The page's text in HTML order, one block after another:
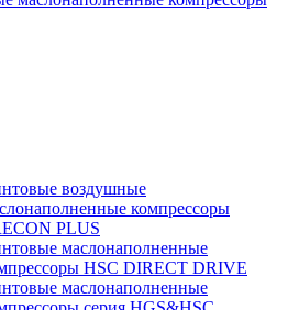
воздушные
компрессоры
PLUS
маслонаполненные
HSC DIRECT DRIVE
маслонаполненные